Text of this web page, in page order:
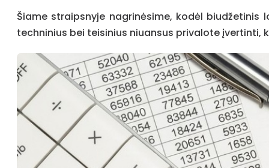
Šiame straipsnyje nagrinėsime, kodėl
techninius bei teisinius niuansus privalote